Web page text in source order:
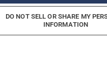
vedr. beskyttelse af
Rapporter formodede
DO NOT SELL OR SHARE MY
INFORMATION